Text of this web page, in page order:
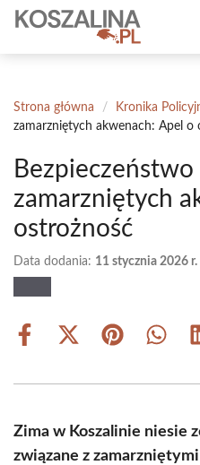
Przejdź
treści
Strona główna / Kronika
zamarzniętych akwenach: Apel o
Bezpieczeństwo
zamarzniętych
ostrożność
Data dodania: 11 stycznia 2026 r.
Share
Share
(Twitter)
Share Share
Zima w Koszalinie niesie
związane z